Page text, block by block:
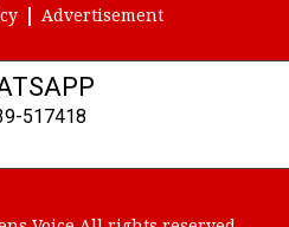
Advertisement
517418